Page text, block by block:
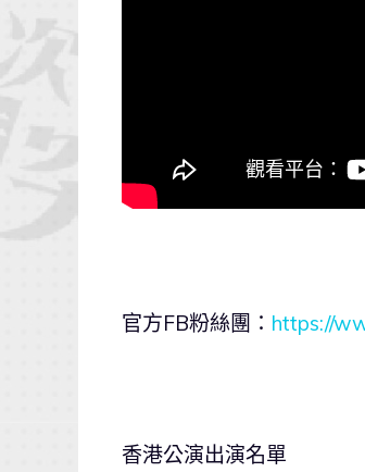
官方FB粉絲團： https://
香港公演出演名單